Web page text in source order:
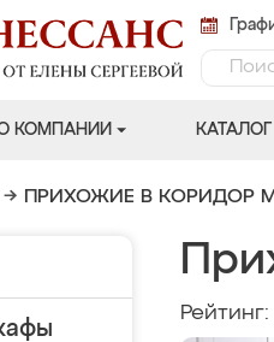
КОМПАНИИ КАТАЛОГ
→ ПРИХОЖИЕ В КОРИДОР
Рейтинг: